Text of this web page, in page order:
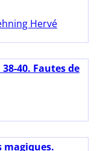
Hervé
40. Fautes de